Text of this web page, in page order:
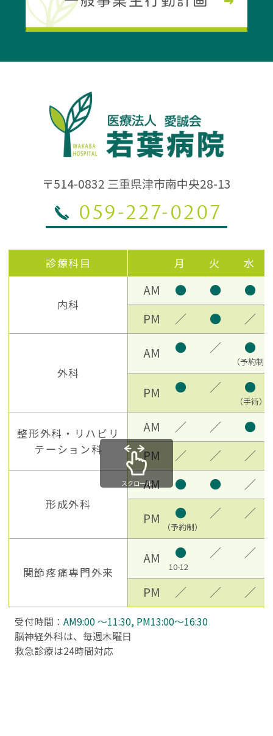
〒514-0832 三重県津市南中央28-13
059-227-0207
診療科目 月 火 水
内科
AM ● ●
●
PM
／ ● ／
外科
AM ● ／ ●
（予約制）
PM ● ／ ●
（手術）
整形外科・リハビリ
テーション科
AM ／ ／
●
PM
／ ／ ／
形成外科
AM ● ●
／
PM
●
（予約制）
／ ／
関節疼痛専門外来
AM ●
10-12
／ ／
PM ／ ／ ／
受付時間：AM9:00 ～11:30, PM13:00～16:30
脳神経外科は、毎週木曜日
救急診療は24時間対応
スクロール